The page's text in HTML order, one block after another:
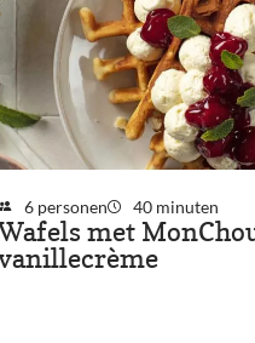
6 personen 40 minuten
met